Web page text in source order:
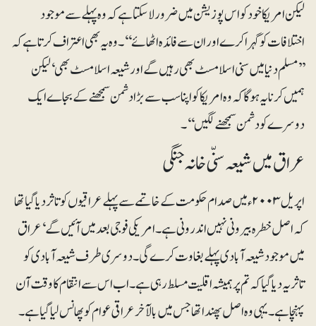
لیکن امریکا خود کو اس پوزیشن میں ضرور لاسکتاہے کہ وہ پہلے سے موجود
اختلافات کو گہرا کرے اور ان سے فائدہ اٹھائے‘‘۔ وہ یہ بھی اعتراف کرتا ہے کہ
’’مسلم دنیا میں سنی اسلامسٹ بھی رہیں گے اور شیعہ اسلامسٹ بھی‘ لیکن
ہمیں کرنا یہ ہوگا کہ وہ امریکا کو اپنا سب سے بڑا دشمن سمجھنے کے بجاے ایک
دوسرے کو دشمن سمجھنے لگیں‘‘۔
عراق میں شیعہ سنّی خانہ جنگی
اپریل ۲۰۰۳ء میں صدام حکومت کے خاتمے سے پہلے عراقیوں کو تاثر دیا گیا تھا
کہ اصل خطرہ بیرونی نہیں اندرونی ہے۔ امریکی فوجی بعدمیں آئیں گے‘ عراق
میں موجود شیعہ آبادی پہلے بغاوت کرے گی۔ دوسری طرف شیعہ آبادی کو
تاثر یہ دیا گیا کہ تم پر ہمیشہ اقلیت مسلط رہی ہے۔ اب اس سے انتقام کا وقت آن
پہنچا ہے۔ یہی وہ اصل پھندا تھا جس میں بالآخر عراقی عوام کو پھانس لیا گیا ہے۔